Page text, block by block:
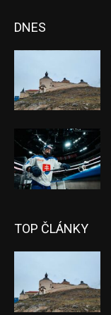
DNES
TOP ČLÁNKY